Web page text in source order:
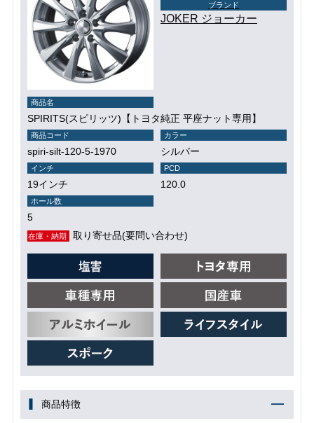
ブランド
JOKER ジョーカー
商品名
SPIRITS(スピリッツ)【トヨタ純正 平座ナット専用】
商品コード
spiri-silt-120-5-1970
カラー
シルバー
インチ
19インチ
PCD
120.0
ホール数
5
在庫・納期 取り寄せ品(要問い合わせ)
商品特徴